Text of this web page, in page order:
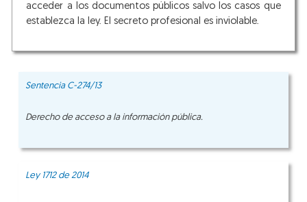
acceder a los documentos públicos salvo los casos que
establezca la ley. El secreto profesional es inviolable.
Sentencia C-274/13
Derecho de acceso a la información pública.
Ley 1712 de 2014